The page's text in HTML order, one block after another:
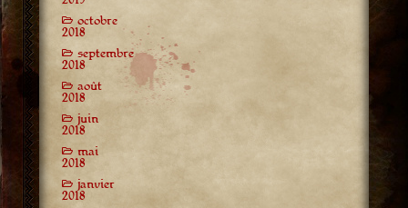
octobre
2018
septembre
2018
août
2018
juin
2018
mai
2018
janvier
2018